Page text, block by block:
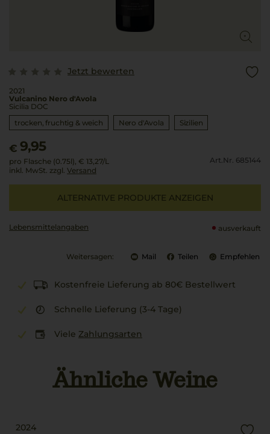
Jetzt bewerten
2021
Vulcanino Nero d'Avola
Sicilia DOC
trocken, fruchtig & weich
Nero d'Avola Sizilien
€ 9,95
pro Flasche (0.75l), € 13,27/L
inkl. MwSt. zzgl. Versand
Art.Nr. 685144
ALTERNATIVE PRODUKTE ANZEIGEN
Lebensmittel­angaben ausverkauft
Weitersagen: Mail Teilen Empfehlen
Kostenfreie Lieferung ab 80€ Bestellwert
Schnelle Lieferung (3-4 Tage)
Viele Zahlungsarten
Ähnliche Weine
2024